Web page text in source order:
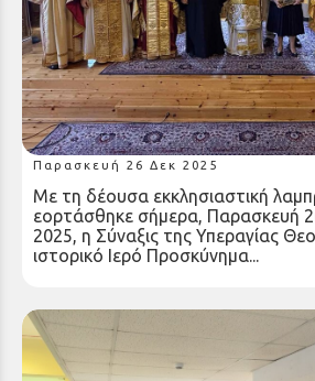
Τιμητική Βράβευση της
Εφορείας Αρχαιοτήτων Αχαΐας
Κουμούση από την Ιερά
και Αιγιαλείας
Παρασκευή 26 Δεκ 2025
Με τη δέουσα εκκλησιαστική
εορτάσθηκε σήμερα, Παρασκευή
2025, η Σύναξις της Υπεραγίας
ιστορικό Ιερό Προσκύνημα...